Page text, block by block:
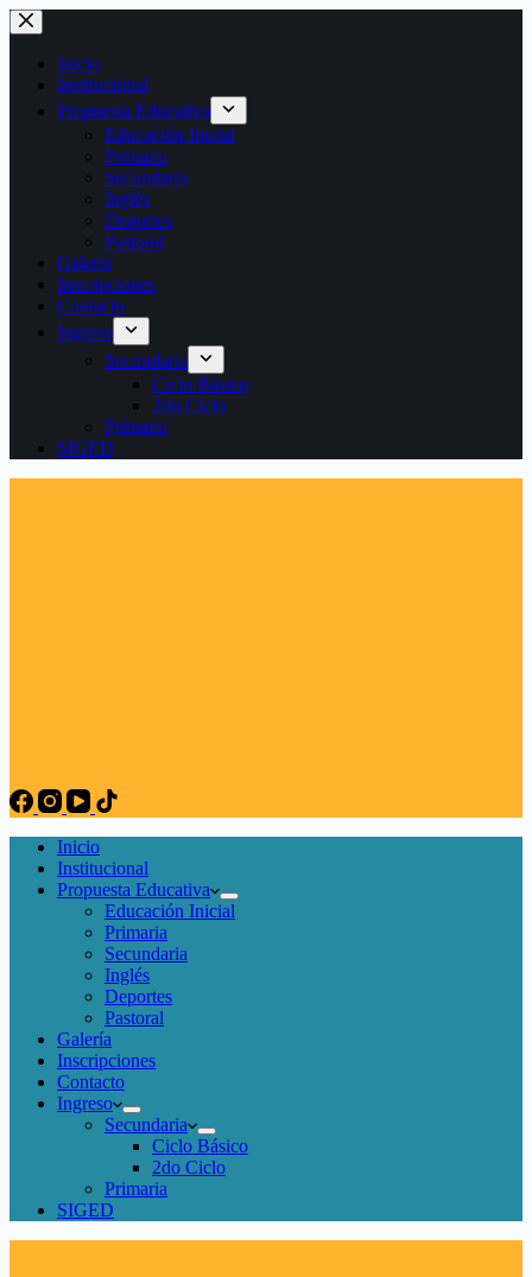
Saltar
al
contenido
Inicio
Institucional
Propuesta Educativa
Educación Inicial
Primaria
Secundaria
Inglés
Deportes
Pastoral
Galería
Inscripciones
Contacto
Ingreso
Secundaria
Ciclo Básico
2do Ciclo
Primaria
SIGED
Inicio
Institucional
Propuesta Educativa
Educación Inicial
Primaria
Secundaria
Inglés
Deportes
Pastoral
Galería
Inscripciones
Contacto
Ingreso
Secundaria
Ciclo Básico
2do Ciclo
Primaria
SIGED